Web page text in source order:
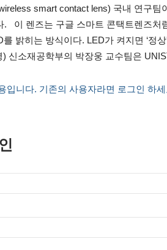
smart contact lens) 국내 연구팀
. 이 렌즈는 구글 스마트 콘택트렌즈처
밝히는 방식이다. LED가 켜지면 ‘정상
신소재공학부의 박장웅 교수팀은
입니다. 기존의 사용자라면 로그인 하